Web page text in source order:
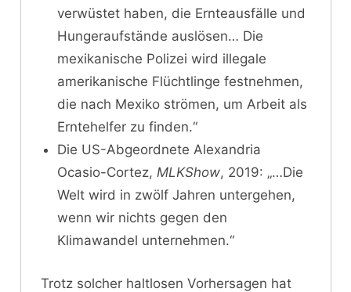
verwüstet haben, die Ernteausfälle und
Hungeraufstände auslösen… Die
mexikanische Polizei wird illegale
amerikanische Flüchtlinge festnehmen,
die nach Mexiko strömen, um Arbeit als
Erntehelfer zu finden.“
Die US-Abgeordnete Alexandria
Ocasio-Cortez,MLKShow, 2019: „…Die
Welt wird in zwölf Jahren untergehen,
wenn wir nichts gegen den
Klimawandel unternehmen.“
Trotz solcher haltlosen Vorhersagen hat